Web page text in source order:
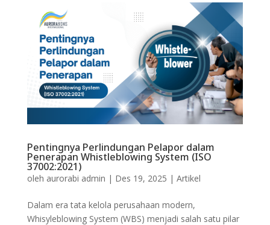
Pentingnya Perlindungan Pelapor dalam
Penerapan Whistleblowing System (ISO
37002:2021)
oleh aurorabi admin | Des 19, 2025 | Artikel
Dalam era tata kelola perusahaan modern,
Whisyleblowing System (WBS) menjadi salah satu pilar